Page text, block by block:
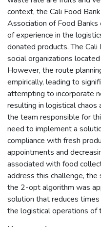
context, the Cali Food
Association of Food
of experience in the
donated products. The
social organizations
However, the route
empirically, leading to
attempting to incorporate
resulting in logistical
the team responsible for
need to implement a
compliance with fresh
appointments and
associated with food
address this challenge,
the 2-opt algorithm was
solution that reduces
the logistical operations of